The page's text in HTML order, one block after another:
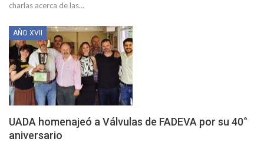
charlas acerca de las…
AÑO XVII
UADA homenajeó a Válvulas de FADEVA por su 40°
aniversario